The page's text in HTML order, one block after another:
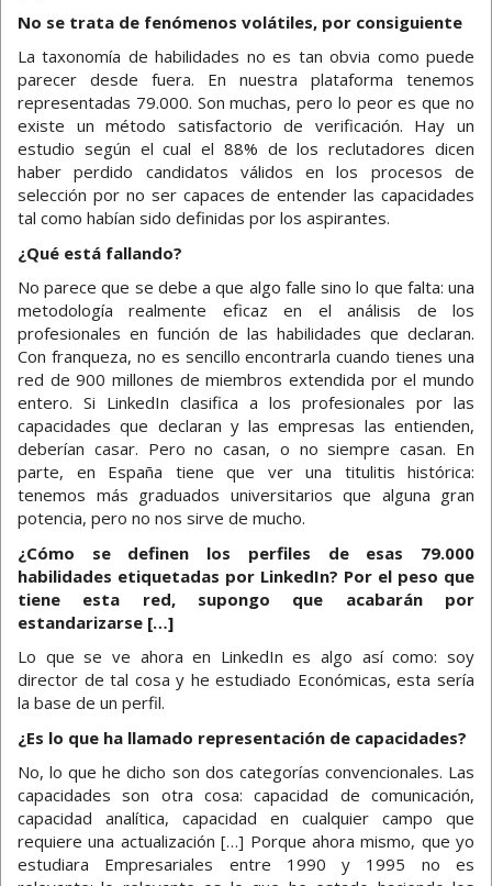
No se trata de fenómenos volátiles, por consiguiente
La taxonomía de habilidades no es tan obvia como puede
parecer desde fuera. En nuestra plataforma tenemos
representadas 79.000. Son muchas, pero lo peor es que no
existe un método satisfactorio de verificación. Hay un
estudio según el cual el 88% de los reclutadores dicen
haber perdido candidatos válidos en los procesos de
selección por no ser capaces de entender las capacidades
tal como habían sido definidas por los aspirantes.
¿Qué está fallando?
No parece que se debe a que algo falle sino lo que falta: una
metodología realmente eficaz en el análisis de los
profesionales en función de las habilidades que declaran.
Con franqueza, no es sencillo encontrarla cuando tienes una
red de 900 millones de miembros extendida por el mundo
entero. Si LinkedIn clasifica a los profesionales por las
capacidades que declaran y las empresas las entienden,
deberían casar. Pero no casan, o no siempre casan. En
parte, en España tiene que ver una titulitis histórica:
tenemos más graduados universitarios que alguna gran
potencia, pero no nos sirve de mucho.
¿Cómo se definen los perfiles de esas 79.000
habilidades etiquetadas por LinkedIn? Por el peso que
tiene esta red, supongo que acabarán por
estandarizarse […]
Lo que se ve ahora en LinkedIn es algo así como: soy
director de tal cosa y he estudiado Económicas, esta sería
la base de un perfil.
¿Es lo que ha llamado representación de capacidades?
No, lo que he dicho son dos categorías convencionales. Las
capacidades son otra cosa: capacidad de comunicación,
capacidad analítica, capacidad en cualquier campo que
requiere una actualización […] Porque ahora mismo, que yo
estudiara Empresariales entre 1990 y 1995 no es